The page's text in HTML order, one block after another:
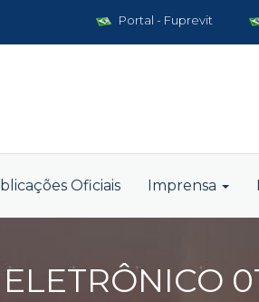
Portal - Fuprevit
Oficiais Imprensa